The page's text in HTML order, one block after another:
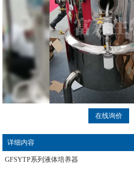
在线询价
详细内容
GFSYTP系列液体培养器